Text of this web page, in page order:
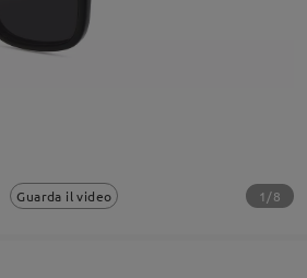
Guarda il video 1/8